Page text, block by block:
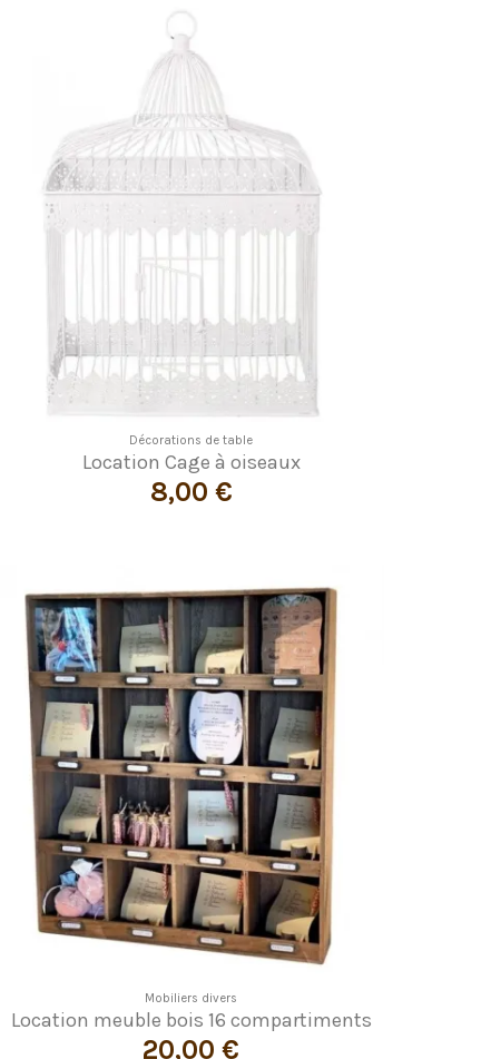
Décorations de table
Location Cage à oiseaux
8,00 €
Mobiliers divers
Location meuble bois 16 compartiments
20,00 €